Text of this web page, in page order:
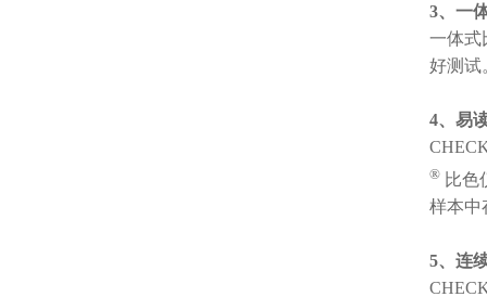
3、一
一体式
好测试
4、易
® 比色
样本中
5、连